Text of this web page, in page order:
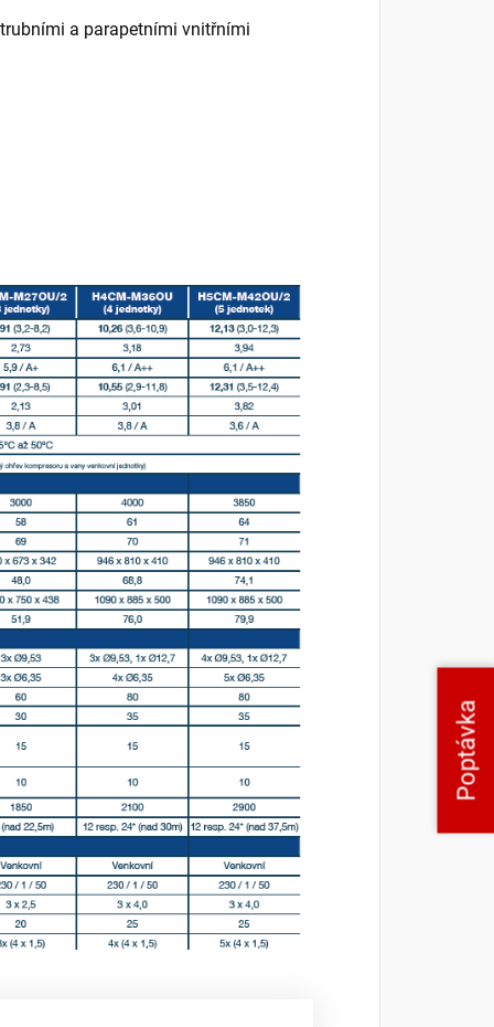
a parapetními vnitřními
Poptávka